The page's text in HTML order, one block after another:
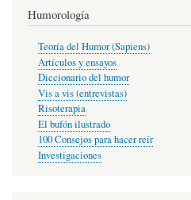
Humorología
Teoría del Humor (Sapiens)
Artículos y ensayos
Diccionario del humor
Vis a vis (entrevistas)
Risoterapia
El bufón ilustrado
100 Consejos para hacer reír
Investigaciones